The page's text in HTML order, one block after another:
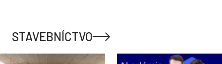
STAVEBNÍCTVO